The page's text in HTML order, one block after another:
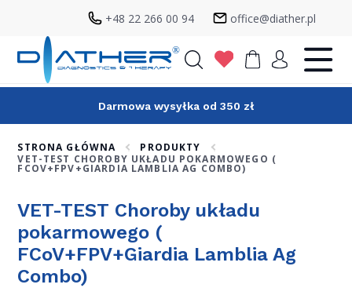
+48 22 266 00 94 office@diather.pl
Darmowa wysyłka od 350 zł
STRONA GŁÓWNA
PRODUKTY
VET-TEST CHOROBY UKŁADU POKARMOWEGO (
FCOV+FPV+GIARDIA LAMBLIA AG COMBO)
VET-TEST Choroby układu
pokarmowego (
FCoV+FPV+Giardia Lamblia Ag
Combo)